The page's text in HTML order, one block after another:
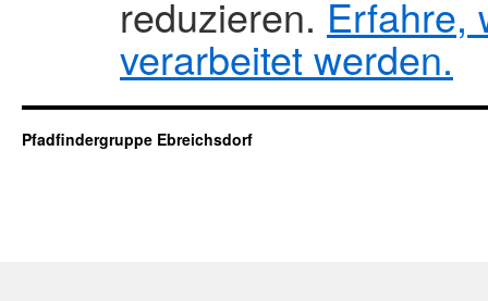
reduzieren. Erfahre,
verarbeitet werden.
Pfadfindergruppe Ebreichsdorf